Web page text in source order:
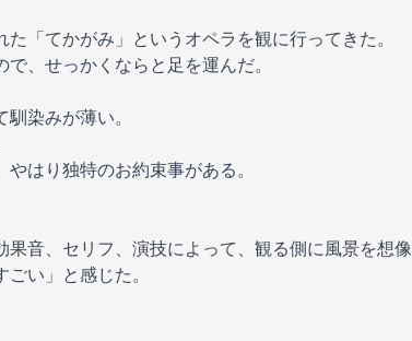
「てかがみ」というオペラを観に行ってきた。
、せっかくならと足を運んだ。
染みが薄い。
はり独特のお約束事がある。
果音、セリフ、演技によって、観る側に風景を想
い」と感じた。